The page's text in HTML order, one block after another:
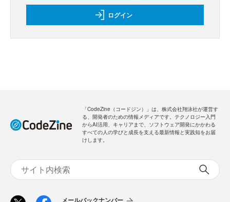
ログイン
「CodeZine（コードジン）」は、株式会社翔泳社が運営す
る、開発者のための情報メディアです。テクノロジー入門
からAI活用、キャリアまで、ソフトウェア開発にかかわる
すべての人の学びと成長を支える最新情報と実践知をお届
けします。
メールバックナンバー